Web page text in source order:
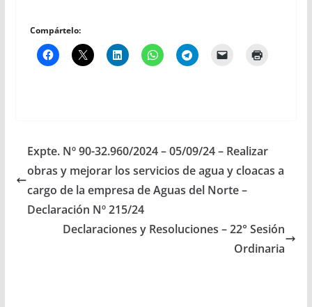
Compártelo:
Expte. Nº 90-32.960/2024 – 05/09/24 – Realizar
obras y mejorar los servicios de agua y cloacas a
cargo de la empresa de Aguas del Norte –
Declaración Nº 215/24
Declaraciones y Resoluciones – 22° Sesión
Ordinaria